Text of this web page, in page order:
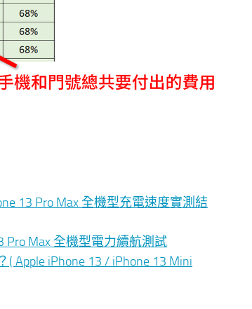
13 Pro Max 全機型充電速度實測結
Pro Max 全機型電力續航測試
Apple iPhone 13 / iPhone 13 Mini